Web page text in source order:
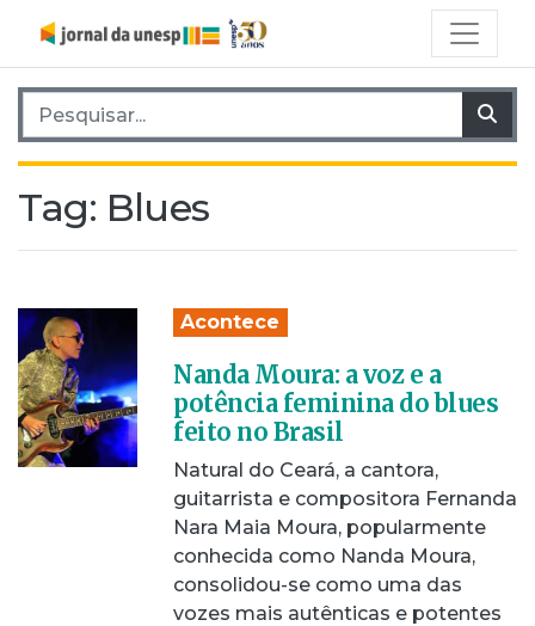
Pesquisar por:
Tag: Blues
Acontece
Nanda Moura: a voz e a
potência feminina do blues
feito no Brasil
Natural do Ceará, a cantora,
guitarrista e compositora Fernanda
Nara Maia Moura, popularmente
conhecida como Nanda Moura,
consolidou-se como uma das
vozes mais autênticas e potentes